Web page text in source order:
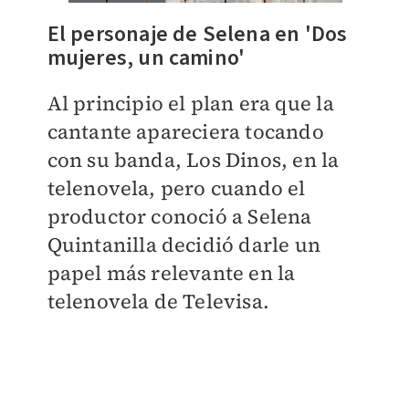
El personaje de Selena en 'Dos
mujeres, un camino'
Al principio el plan era que la
cantante apareciera tocando
con su banda, Los Dinos, en la
telenovela, pero cuando el
productor conoció a Selena
Quintanilla decidió darle un
papel más relevante en la
telenovela de Televisa.